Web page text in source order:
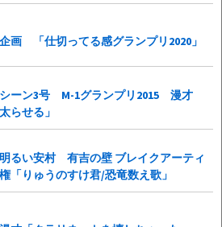
画 「仕切ってる感グランプリ2020」
ーン3号 M-1グランプリ2015 漫才
らせる」
るい安村 有吉の壁 ブレイクアーティ
「りゅうのすけ君/恐竜数え歌」